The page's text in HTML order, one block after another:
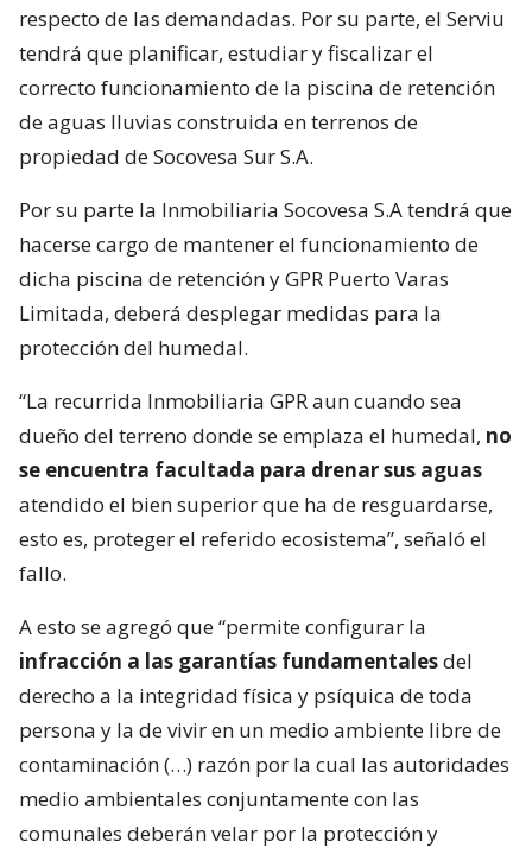
respecto de las demandadas. Por su parte, el Serviu
tendrá que planificar, estudiar y fiscalizar el
correcto funcionamiento de la piscina de retención
de aguas lluvias construida en terrenos de
propiedad de Socovesa Sur S.A.
Por su parte la Inmobiliaria Socovesa S.A tendrá que
hacerse cargo de mantener el funcionamiento de
dicha piscina de retención y GPR Puerto Varas
Limitada, deberá desplegar medidas para la
protección del humedal.
“La recurrida Inmobiliaria GPR aun cuando sea
dueño del terreno donde se emplaza el humedal, no
se encuentra facultada para drenar sus aguas
atendido el bien superior que ha de resguardarse,
esto es, proteger el referido ecosistema”, señaló el
fallo.
A esto se agregó que “permite configurar la
infracción a las garantías fundamentalesdel
derecho a la integridad física y psíquica de toda
persona y la de vivir en un medio ambiente libre de
contaminación (…) razón por la cual las autoridades
medio ambientales conjuntamente con las
comunales deberán velar por la protección y